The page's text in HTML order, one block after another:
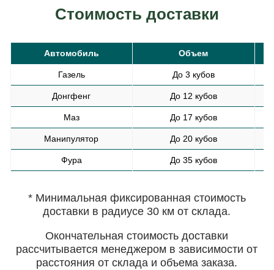
Стоимость доставки
Автомобиль Объем
Газель До 3 кубов
Донгфенг До 12 кубов
Маз До 17 кубов
Манипулятор До 20 кубов
Фура До 35 кубов
* Минимальная фиксированная стоимость
доставки в радиусе 30 км от склада.
Окончательная стоимость доставки
рассчитывается менеджером в зависимости от
расстояния от склада и объема заказа.